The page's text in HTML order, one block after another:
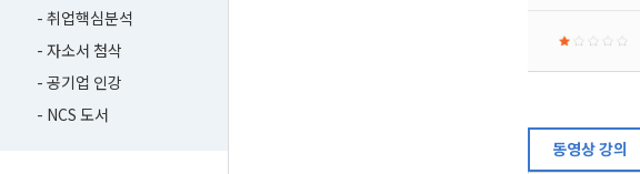
- 취업핵심분석
- 자소서 첨삭
- 공기업 인강
- NCS 도서
동영상 강의